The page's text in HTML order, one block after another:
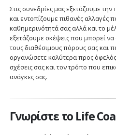
Στις συνεδρίες μας εξετάζουμε
και εντοπίζουμε πιθανές αλλαγές
καθημερινότητά σας αλλά και το
εξετάζουμε σκέψεις που μπορεί
τους διαθέσιμους πόρους σας και
οργανώσετε καλύτερα προς
σχέσεις σας και τον τρόπο που
ανάγκες σας.
Γνωρίστε το Life